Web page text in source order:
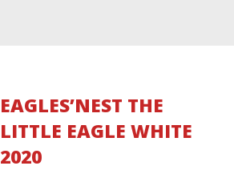
EAGLES’NEST THE
LITTLE EAGLE WHITE
2020